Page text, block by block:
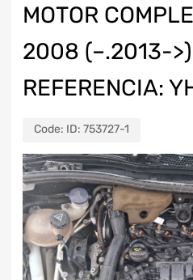
MOTOR
2008 (–.2013->)
REFERENCIA:
Code: ID: 753727-1